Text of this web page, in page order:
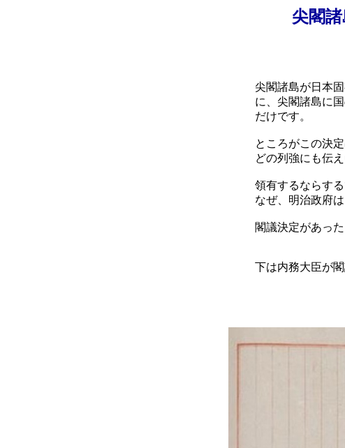
尖閣
尖閣諸島が日本
に、尖閣諸島に
だけです。
ところがこの決
どの列強にも伝
領有するならす
なぜ、明治政府
閣議決定があっ
下は内務大臣が